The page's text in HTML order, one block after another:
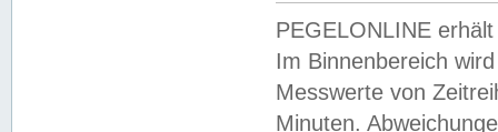
PEGELONLINE
Im Binnenbereich
Messwerte von
Minuten.